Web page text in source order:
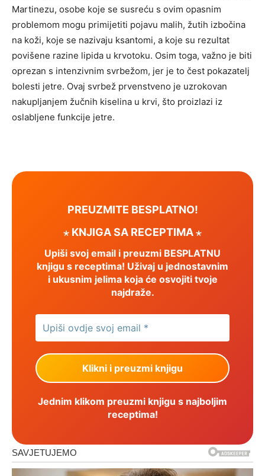
Martinezu, osobe koje se susreću s ovim opasnim
problemom mogu primijetiti pojavu malih, žutih izbočina
na koži, koje se nazivaju ksantomi, a koje su rezultat
povišene razine lipida u krvotoku. Osim toga, važno je biti
oprezan s intenzivnim svrbežom, jer je to čest pokazatelj
bolesti jetre. Ovaj svrbež prvenstveno je uzrokovan
nakupljanjem žučnih kiselina u krvi, što proizlazi iz
oslabljene funkcije jetre.
PREUZMITE BESPLATNO!
⋆ KNJIGA SA RECEPTIMA ⋆
Upiši svoj email i preuzmi BESPLATNU
knjigu s receptima! Uživaj u jednostavnim
i ukusnim jelima koja će osvojiti tvoje
najdraže.
Jednim klikom preuzmi knjigu s najboljim
receptima!